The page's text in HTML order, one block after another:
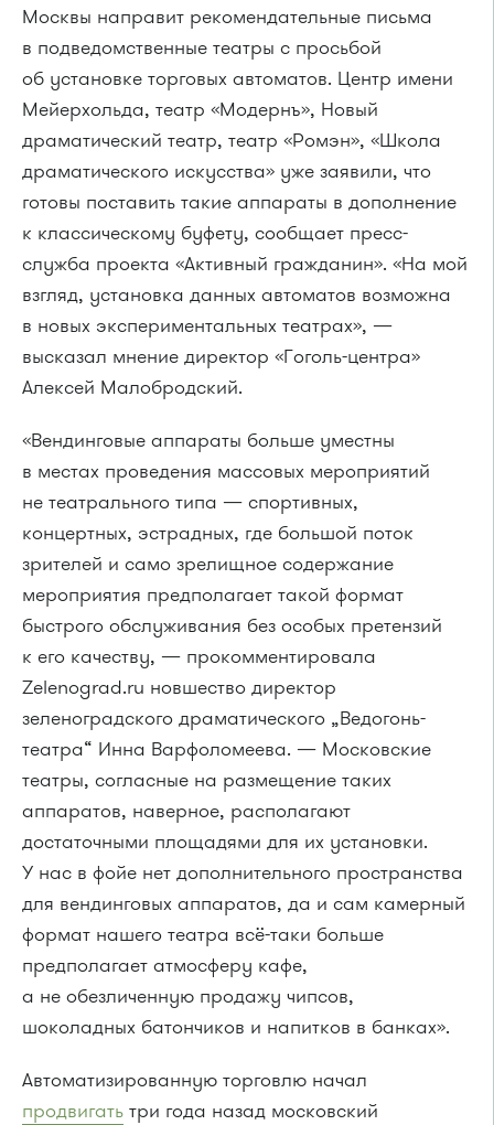
Москвы направит рекомендательные письма
в подведомственные театры с просьбой
об установке торговых автоматов. Центр имени
Мейерхольда, театр «Модернъ», Новый
драматический театр, театр «Ромэн», «Школа
драматического искусства» уже заявили, что
готовы поставить такие аппараты в дополнение
к классическому буфету, сообщает пресс-
служба проекта «Активный гражданин». «На мой
взгляд, установка данных автоматов возможна
в новых экспериментальных театрах», —
высказал мнение директор «Гоголь-центра»
Алексей Малобродский.
«Вендинговые аппараты больше уместны
в местах проведения массовых мероприятий
не театрального типа — спортивных,
концертных, эстрадных, где большой поток
зрителей и само зрелищное содержание
мероприятия предполагает такой формат
быстрого обслуживания без особых претензий
к его качеству, — прокомментировала
Zelenograd.ru новшество директор
зеленоградского драматического „Ведогонь-
театра“ Инна Варфоломеева. — Московские
театры, согласные на размещение таких
аппаратов, наверное, располагают
достаточными площадями для их установки.
У нас в фойе нет дополнительного пространства
для вендинговых аппаратов, да и сам камерный
формат нашего театра всё-таки больше
предполагает атмосферу кафе,
а не обезличенную продажу чипсов,
шоколадных батончиков и напитков в банках».
Автоматизированную торговлю начал
продвигать три года назад московский